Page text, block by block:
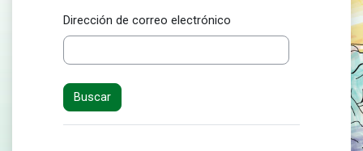
Dirección de correo electrónico